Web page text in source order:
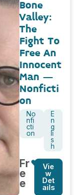
Bone
Valley:
The
Fight To
Free An
Innocent
Man –
Nonficti
on
No
nfi
cti
on
E
n
g
li
s
h
Fr
e
e
Vie
w
Det
ails